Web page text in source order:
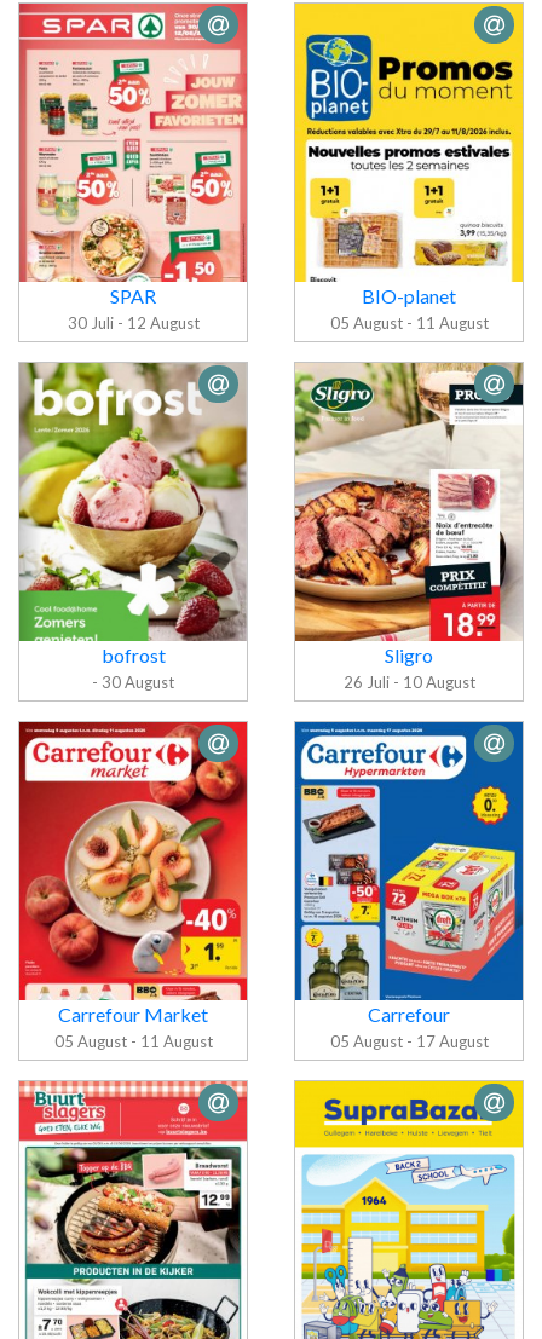
Folder Aldi
Folder
Intermarché
Folder SPAR
SPAR
30 Juli - 12 August
Folder BIO-
planet
BIO-planet
05 August - 11 August
Folder bofrost
bofrost
- 30 August
Folder Sligro
Sligro
26 Juli - 10 August
Folder
Carrefour
Market
Carrefour Market
05 August - 11 August
Folder
Carrefour
Carrefour
05 August - 17 August